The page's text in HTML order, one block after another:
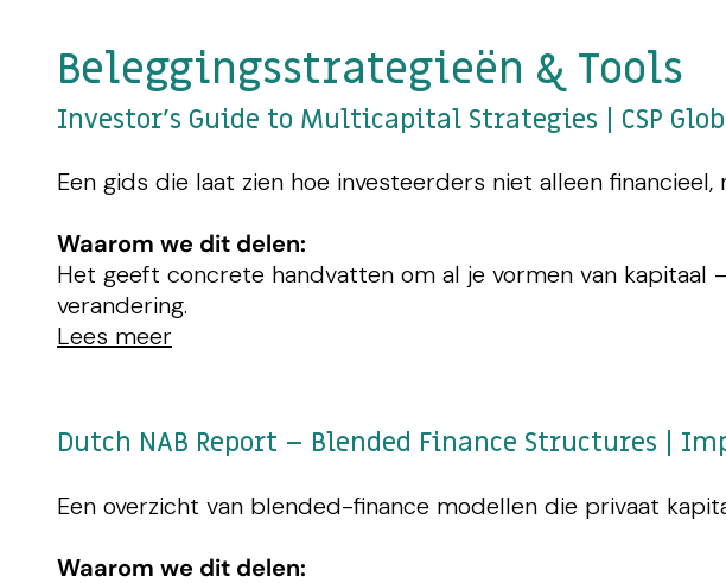
Beleggingsstrategieën & Tools
Investor’s Guide to Multicapital Strategies | CSP
Een gids die laat zien hoe investeerders niet alleen
Waarom we dit delen:
Het geeft concrete handvatten om al je vormen van kapitaal
verandering.
Lees meer
Dutch NAB Report – Blended Finance Structures |
Een overzicht van blended-finance modellen die privaat
Waarom we dit delen: